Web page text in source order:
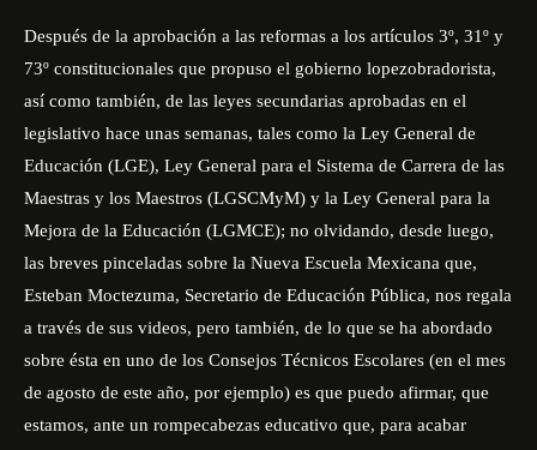
Después de la aprobación a las reformas a los artículos 3º, 31º y
73º constitucionales que propuso el gobierno lopezobradorista,
así como también, de las leyes secundarias aprobadas en el
legislativo hace unas semanas, tales como la Ley General de
Educación (LGE), Ley General para el Sistema de Carrera de las
Maestras y los Maestros (LGSCMyM) y la Ley General para la
Mejora de la Educación (LGMCE); no olvidando, desde luego,
las breves pinceladas sobre la Nueva Escuela Mexicana que,
Esteban Moctezuma, Secretario de Educación Pública, nos regala
a través de sus videos, pero también, de lo que se ha abordado
sobre ésta en uno de los Consejos Técnicos Escolares (en el mes
de agosto de este año, por ejemplo) es que puedo afirmar, que
estamos, ante un rompecabezas educativo que, para acabar